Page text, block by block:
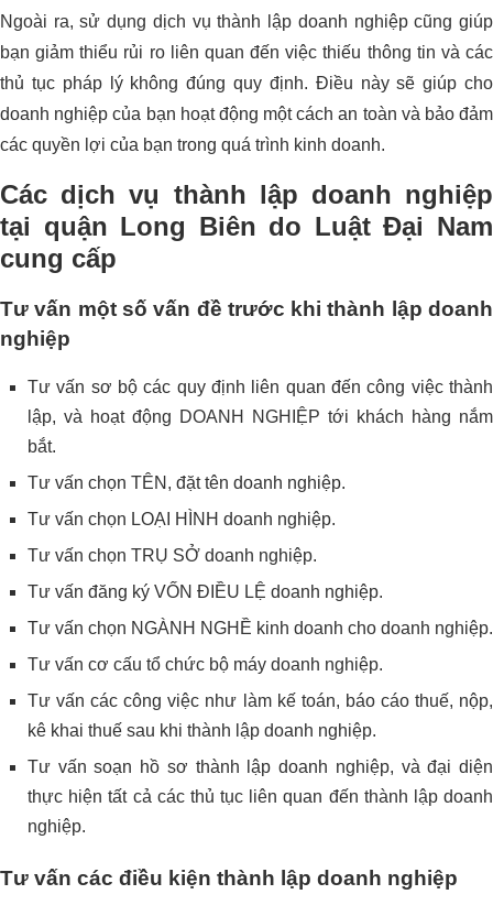
Ngoài ra, sử dụng dịch vụ thành lập doanh nghiệp cũng giúp
bạn giảm thiểu rủi ro liên quan đến việc thiếu thông tin và các
thủ tục pháp lý không đúng quy định. Điều này sẽ giúp cho
doanh nghiệp của bạn hoạt động một cách an toàn và bảo đảm
các quyền lợi của bạn trong quá trình kinh doanh.
Các dịch vụ thành lập doanh nghiệp
tại quận Long Biên do Luật Đại Nam
cung cấp
Tư vấn một số vấn đề trước khi thành lập doanh
nghiệp
Tư vấn sơ bộ các quy định liên quan đến công việc thành
lập, và hoạt động DOANH NGHIỆP tới khách hàng nắm
bắt.
Tư vấn chọn TÊN, đặt tên doanh nghiệp.
Tư vấn chọn LOẠI HÌNH doanh nghiệp.
Tư vấn chọn TRỤ SỞ doanh nghiệp.
Tư vấn đăng ký VỐN ĐIỀU LỆ doanh nghiệp.
Tư vấn chọn NGÀNH NGHỀ kinh doanh cho doanh nghiệp.
Tư vấn cơ cấu tổ chức bộ máy doanh nghiệp.
Tư vấn các công việc như làm kế toán, báo cáo thuế, nộp,
kê khai thuế sau khi thành lập doanh nghiệp.
Tư vấn soạn hồ sơ thành lập doanh nghiệp, và đại diện
thực hiện tất cả các thủ tục liên quan đến thành lập doanh
nghiệp.
Tư vấn các điều kiện thành lập doanh nghiệp